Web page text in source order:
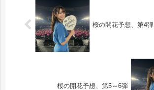
桜の開花予想、第4弾
桜の開花予想、第5～6弾